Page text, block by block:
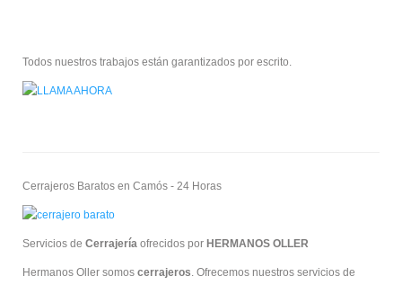
Todos nuestros trabajos están garantizados por escrito.
Cerrajeros Baratos en Camós - 24 Horas
Servicios de Cerrajería ofrecidos por HERMANOS OLLER
Hermanos Oller somos cerrajeros . Ofrecemos nuestros servicios de